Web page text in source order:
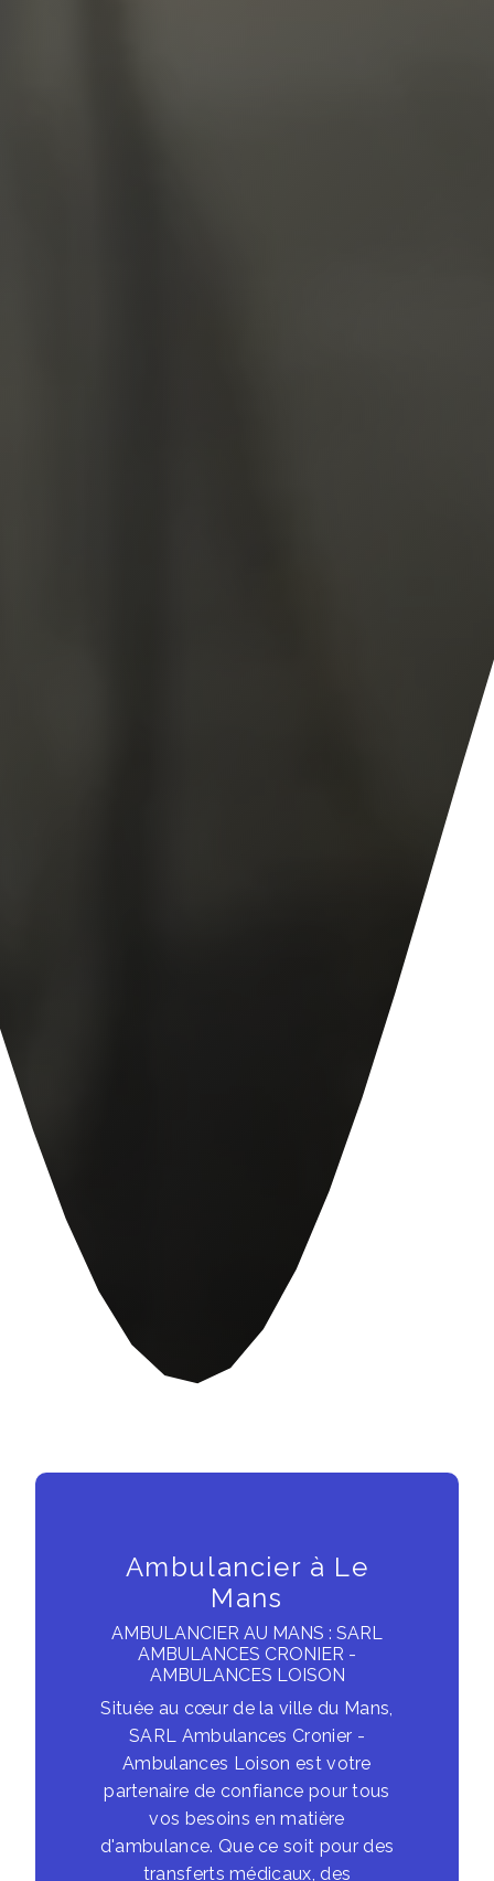
Ambulancier à Le
Mans
AMBULANCIER AU MANS : SARL
AMBULANCES CRONIER -
AMBULANCES LOISON
Située au cœur de la ville du Mans,
SARL Ambulances Cronier -
Ambulances Loison est votre
partenaire de confiance pour tous
vos besoins en matière
d'ambulance. Que ce soit pour des
transferts médicaux, des